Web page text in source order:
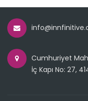
Cumhuriyet
İç Kapı No: 27,